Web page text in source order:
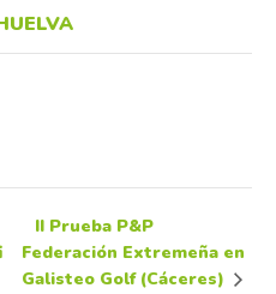
II Prueba P&P
Federación Extremeña en
Galisteo Golf (Cáceres)